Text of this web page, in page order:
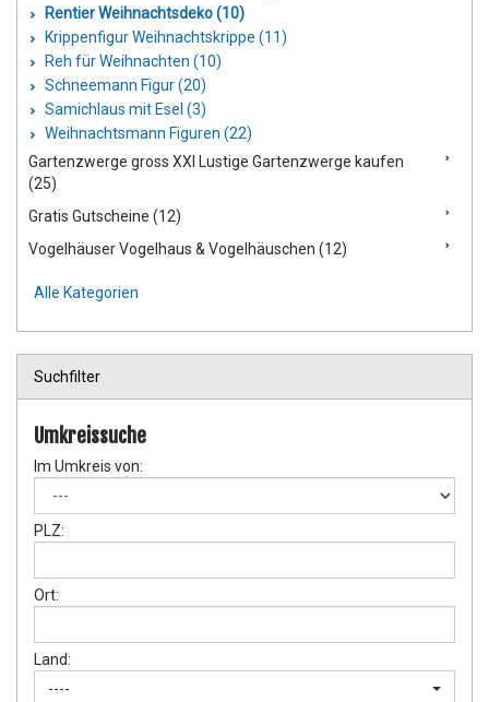
Rentier Weihnachtsdeko (10)
Krippenfigur Weihnachtskrippe (11)
Reh für Weihnachten (10)
Schneemann Figur (20)
Samichlaus mit Esel (3)
Weihnachtsmann Figuren (22)
Gartenzwerge gross XXl Lustige Gartenzwerge kaufen
(25)
Gratis Gutscheine (12)
Vogelhäuser Vogelhaus & Vogelhäuschen (12)
Alle Kategorien
Suchfilter
Umkreissuche
Im Umkreis von:
PLZ:
Ort:
Land:
----